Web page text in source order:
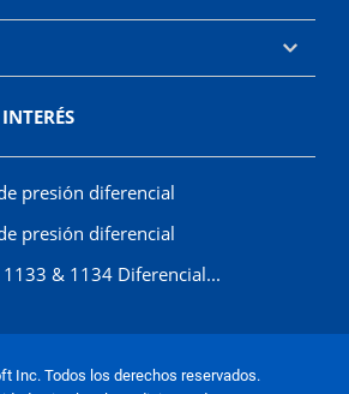
presión diferencial
presión diferencial
& 1134 Diferencial...
Inc. Todos los derechos reservados.